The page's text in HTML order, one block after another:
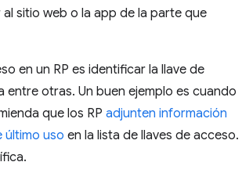
sitio web o la app de la parte que
en un RP es identificar la llave de
otras. Un buen ejemplo es cuando
que los RP adjunten información
último uso en la lista de llaves de acceso.